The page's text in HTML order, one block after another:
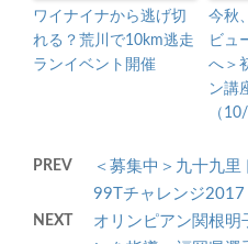
ワイナイナから逃げ切
れる？荒川で10km逃走
ランイベント開催
今秋
ビュ
へ＞
ン講
（
PREV
＜募集中＞九十九里
99Tチャレンジ
NEXT
オリンピアン関根明